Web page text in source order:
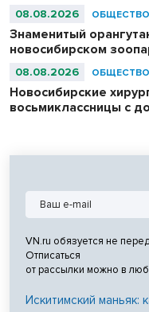
08.08.2026 ОБЩЕСТВО
Знаменитый
новосибирском
08.08.2026 ОБЩЕСТВО
Новосибирские
восьмиклассницы с
VN.ru обязуется не
Отписаться
от рассылки можно в
Искитимский маньяк: